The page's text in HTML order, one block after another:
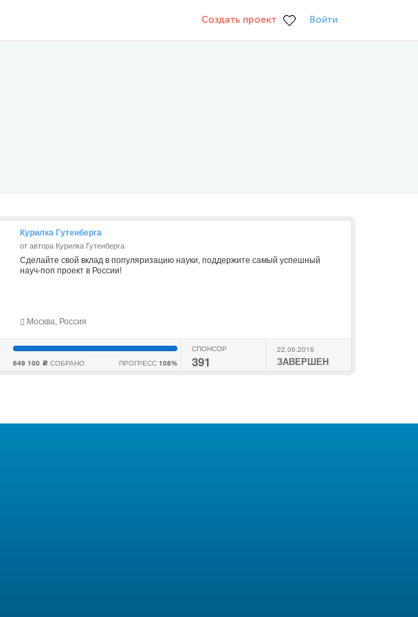
Создать проект Войти
Курилка Гутенберга
от автора Курилка Гутенберга
Сделайте свой вклад в популяризацию науки, поддержите самый успешный
науч-поп проект в России!
Москва, Россия
649 100 c СОБРАНО ПРОГРЕСС 108%
СПОНСОР
391
22.06.2016
ЗАВЕРШЕН